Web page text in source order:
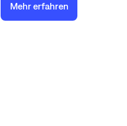
Mehr erfahren